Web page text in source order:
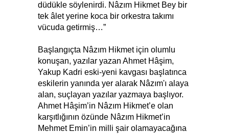
düdükle söylenirdi. Nâzım Hikmet Bey bir
tek âlet yerine koca bir orkestra takımı
vücuda getirmiş…”
Başlangıçta Nâzım Hikmet için olumlu
konuşan, yazılar yazan Ahmet Hâşim,
Yakup Kadri eski-yeni kavgası başlatınca
eskilerin yanında yer alarak Nâzım'ı alaya
alan, suçlayan yazılar yazmaya başlıyor.
Ahmet Hâşim’in Nâzım Hikmet’e olan
karşıtlığının özünde Nâzım Hikmet’in
Mehmet Emin’in milli şair olamayacağına